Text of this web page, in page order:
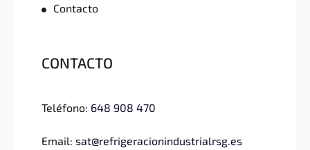
Contacto
CONTACTO
Teléfono: 648 908 470
Email: sat@refrigeracionindustrialrsg.es